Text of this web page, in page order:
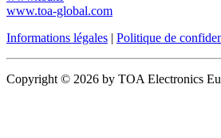
www.toa-global.com
Informations légales | Politique de
Copyright © 2026 by TOA Electronics